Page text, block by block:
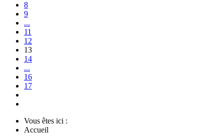
8
9
...
11
12
13
14
...
16
17
Vous êtes ici :
Accueil